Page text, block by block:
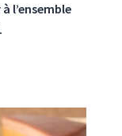
l’ensemble